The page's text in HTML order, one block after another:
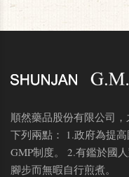
順然藥品股份有限公司
下列兩點： 1.政府為提
GMP制度。 2.有鑑於國
腳步而無暇自行煎煮。